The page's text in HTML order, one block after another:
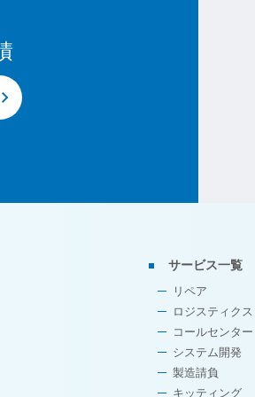
サービス一覧
リペア
ロジスティクス
コールセンター
システム開発
製造請負
キッティング